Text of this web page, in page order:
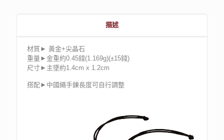
描述
材質► 黃金+尖晶石
重量►金重約0.45錢(1.169g)(±15錢)
尺寸►主墜約1.4cm x 1.2cm
搭配►中國繩手鍊長度可自行調整